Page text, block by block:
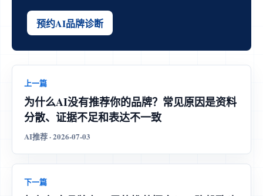
预约AI品牌诊断
上一篇
为什么AI没有推荐你的品牌？常见原因是资料
分散、证据不足和表达不一致
AI推荐 · 2026-07-03
下一篇